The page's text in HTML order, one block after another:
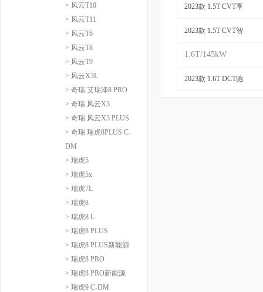
> 风云T10
> 风云T11
> 风云T6
> 风云T8
> 风云T9
> 风云X3L
> 奇瑞 艾瑞泽8 PRO
> 奇瑞 风云X3
> 奇瑞 风云X3 PLUS
> 奇瑞 瑞虎8PLUS C-
DM
> 瑞虎5
> 瑞虎5x
> 瑞虎7L
> 瑞虎8
> 瑞虎8 L
> 瑞虎8 PLUS
> 瑞虎8 PLUS新能源
> 瑞虎8 PRO
> 瑞虎8 PRO新能源
> 瑞虎9 C-DM
2023款 1.5T CVT享
2023款 1.5T CVT智
1.6T/145kW
2023款 1.6T DCT驰